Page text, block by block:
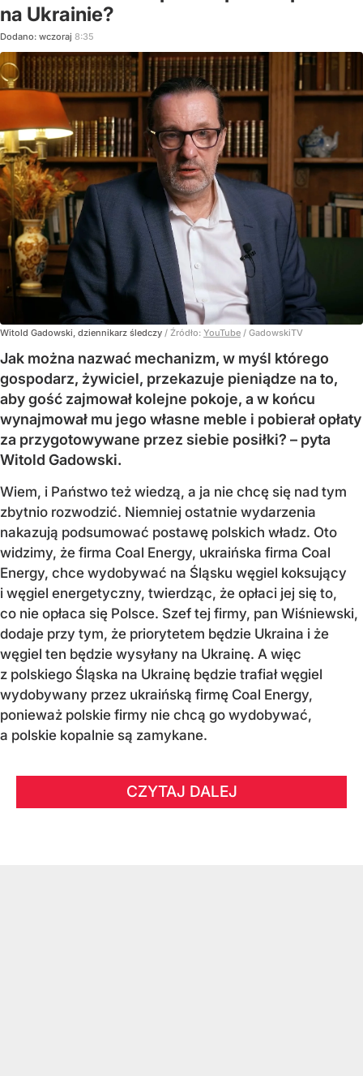
na Ukrainie?
Dodano: wczoraj 8:35
Witold Gadowski, dziennikarz śledczy / Źródło: YouTube / GadowskiTV
Jak można nazwać mechanizm, w myśl którego
gospodarz, żywiciel, przekazuje pieniądze na to,
aby gość zajmował kolejne pokoje, a w końcu
wynajmował mu jego własne meble i pobierał opłaty
za przygotowywane przez siebie posiłki? – pyta
Witold Gadowski.
Wiem, i Państwo też wiedzą, a ja nie chcę się nad tym
zbytnio rozwodzić. Niemniej ostatnie wydarzenia
nakazują podsumować postawę polskich władz. Oto
widzimy, że firma Coal Energy, ukraińska firma Coal
Energy, chce wydobywać na Śląsku węgiel koksujący
i węgiel energetyczny, twierdząc, że opłaci jej się to,
co nie opłaca się Polsce. Szef tej firmy, pan Wiśniewski,
dodaje przy tym, że priorytetem będzie Ukraina i że
węgiel ten będzie wysyłany na Ukrainę. A więc
z polskiego Śląska na Ukrainę będzie trafiał węgiel
wydobywany przez ukraińską firmę Coal Energy,
ponieważ polskie firmy nie chcą go wydobywać,
a polskie kopalnie są zamykane.
CZYTAJ DALEJ